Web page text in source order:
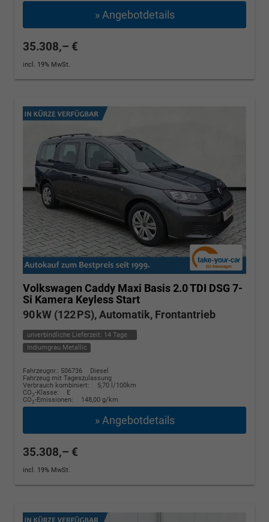
» Angebotdetails
35.308,– €
incl. 19% MwSt.
Volkswagen Caddy Maxi Basis 2.0 TDI DSG 7-
Si Kamera Keyless Start
90 kW (122 PS), Automatik, Frontantrieb
unverbindliche Lieferzeit: 14 Tage
Indiumgrau Metallic
Fahrzeugnr.: 506736
Diesel
Fahrzeug mit Tageszulassung
Verbrauch kombiniert:
5,70 l/100km
CO2-Klasse:
E
CO2-Emissionen: 148,00 g/km
» Angebotdetails
35.308,– €
incl. 19% MwSt.